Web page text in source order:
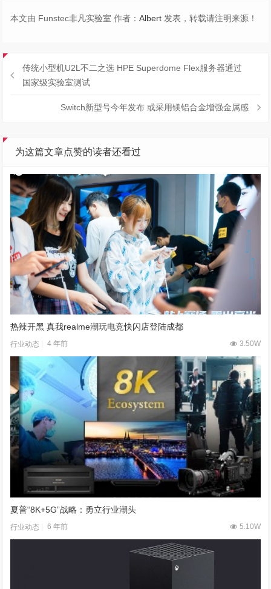
本文由 Funstec非凡实验室 作者：Albert 发表，转载请注明来源！
传统小型机U2L不二之选 HPE Superdome Flex服务器通过
国家级实验室测试
Switch新型号今年发布 或采用镁铝合金增强金属感
为这篇文章点赞的读者还看过
热辣开黑 真我realme潮玩电竞快闪店登陆成都
行业动态 4 年前 3.50W
夏普“8K+5G”战略：勇立行业潮头
行业动态 6 年前 5.10W